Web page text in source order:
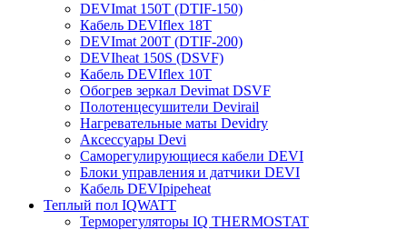
DEVImat 150T (DTIF-150)
Кабель DEVIflex 18T
DEVImat 200T (DTIF-200)
DEVIheat 150S (DSVF)
Кабель DEVIflex 10T
Обогрев зеркал Devimat DSVF
Полотенцесушители Devirail
Нагревательные маты Devidry
Аксессуары Devi
Саморегулирующиеся кабели DEVI
Блоки управления и датчики DEVI
Кабель DEVIpipeheat
Теплый пол IQWATT
Терморегуляторы IQ THERMOSTAT